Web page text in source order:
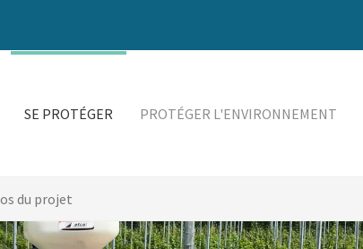
SE PROTÉGER PROTÉGER L'ENVIRONNEMENT
du projet